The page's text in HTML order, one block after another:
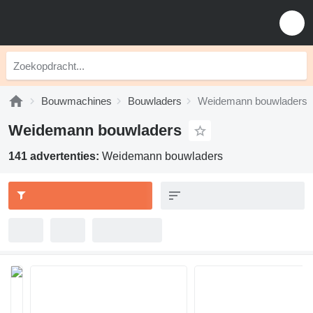
Bouwmachines Bouwladers Weidemann bouwladers
Weidemann bouwladers
141 advertenties: Weidemann bouwladers